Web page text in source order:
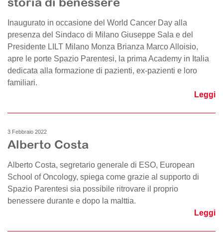
Inaugurato in occasione del World Cancer Day alla
presenza del Sindaco di Milano Giuseppe Sala e del
Presidente LILT Milano Monza Brianza Marco Alloisio,
apre le porte Spazio Parentesi, la prima Academy in Italia
dedicata alla formazione di pazienti, ex-pazienti e loro
familiari.
Leggi
3 Febbraio 2022
Alberto Costa
Alberto Costa, segretario generale di ESO, European
School of Oncology, spiega come grazie al supporto di
Spazio Parentesi sia possibile ritrovare il proprio
benessere durante e dopo la malttia.
Leggi